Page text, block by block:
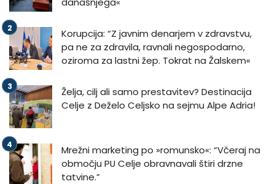
Korupcija: “Z javnim denarjem v zdravstvu,
pa ne za zdravila, ravnali negospodarno,
oziroma za lastni žep. Tokrat na Žalskem«
Želja, cilj ali samo prestavitev? Destinacija
Celje z Deželo Celjsko na sejmu Alpe Adria!
Mrežni marketing po »romunsko«: “Včeraj na
območju PU Celje obravnavali štiri drzne
tatvine.”